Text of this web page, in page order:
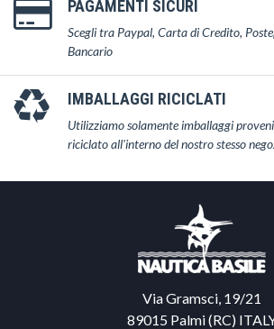
PAGAMENTI SICURI
Scegli tra Paypal, Carta di Credito,
Bancario
IMBALLAGGI RICICLATI
Utilizziamo solamente imballaggi
riciclato all'interno del nostro stesso
Via Gramsci, 19/21
89015 Palmi (RC)